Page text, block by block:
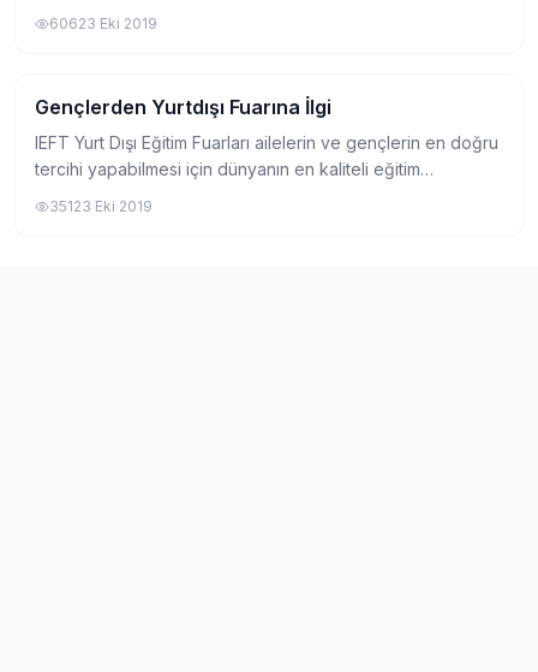
60623 Eki 2019
Yurtdışında Üniversite
Gençlerden Yurtdışı Fuarına İlgi
IEFT Yurt Dışı Eğitim Fuarları ailelerin ve gençlerin en doğru
tercihi yapabilmesi için dünyanın en kaliteli eğitim
35123 Eki 2019